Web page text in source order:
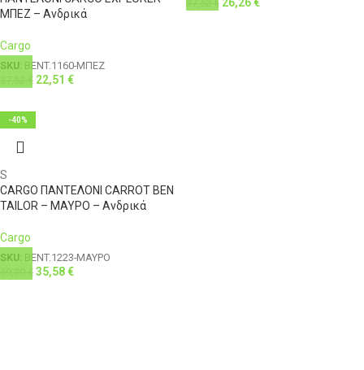
ΜΠΕΖ – Ανδρικά
Cargo
SKU: BENT.1160-ΜΠΕΖ
€ 22,51 €
€
-40%
S
CARGO ΠΑΝΤΕΛΟΝΙ CARROT BEN
TAILOR – ΜΑΥΡΟ – Ανδρικά
Cargo
SKU: BENT.1223-ΜΑΥΡΟ
€ 35,58€